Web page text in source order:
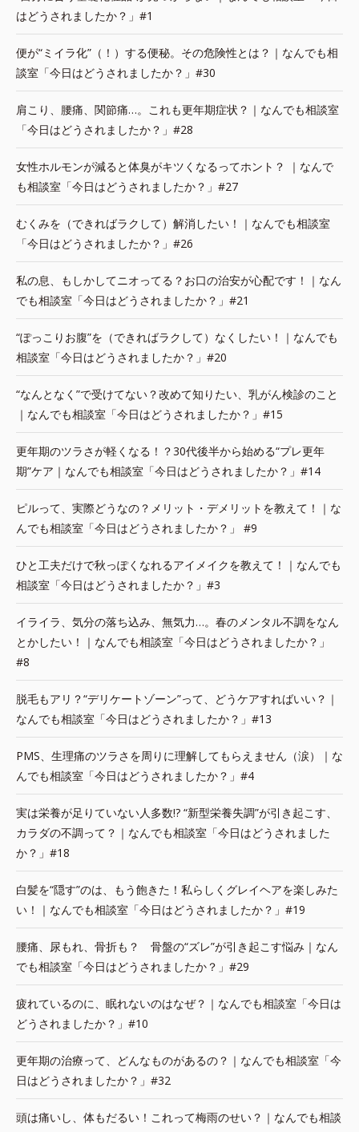
はどうされましたか？」#1
便が“ミイラ化”（！）する便秘。その危険性とは？｜なんでも相
談室「今日はどうされましたか？」#30
肩こり、腰痛、関節痛…。これも更年期症状？｜なんでも相談室
「今日はどうされましたか？」#28
女性ホルモンが減ると体臭がキツくなるってホント？ ｜なんで
も相談室「今日はどうされましたか？」#27
むくみを（できればラクして）解消したい！｜なんでも相談室
「今日はどうされましたか？」#26
私の息、もしかしてニオってる？お口の治安が心配です！｜なん
でも相談室「今日はどうされましたか？」#21
“ぽっこりお腹”を（できればラクして）なくしたい！｜なんでも
相談室「今日はどうされましたか？」#20
“なんとなく”で受けてない？改めて知りたい、乳がん検診のこと
｜なんでも相談室「今日はどうされましたか？」#15
更年期のツラさが軽くなる！？30代後半から始める“プレ更年
期”ケア｜なんでも相談室「今日はどうされましたか？」#14
ピルって、実際どうなの？メリット・デメリットを教えて！｜な
んでも相談室「今日はどうされましたか？」 #9
ひと工夫だけで秋っぽくなれるアイメイクを教えて！｜なんでも
相談室「今日はどうされましたか？」#3
イライラ、気分の落ち込み、無気力…。春のメンタル不調をなん
とかしたい！｜なんでも相談室「今日はどうされましたか？」
#8
脱毛もアリ？“デリケートゾーン”って、どうケアすればいい？｜
なんでも相談室「今日はどうされましたか？」#13
PMS、生理痛のツラさを周りに理解してもらえません（涙）｜な
んでも相談室「今日はどうされましたか？」#4
実は栄養が足りていない人多数!? “新型栄養失調”が引き起こす、
カラダの不調って？｜なんでも相談室「今日はどうされました
か？」#18
白髪を“隠す”のは、もう飽きた！私らしくグレイヘアを楽しみた
い！｜なんでも相談室「今日はどうされましたか？」#19
腰痛、尿もれ、骨折も？ 骨盤の“ズレ”が引き起こす悩み｜なん
でも相談室「今日はどうされましたか？」#29
疲れているのに、眠れないのはなぜ？｜なんでも相談室「今日は
どうされましたか？」#10
更年期の治療って、どんなものがあるの？｜なんでも相談室「今
日はどうされましたか？」#32
頭は痛いし、体もだるい！これって梅雨のせい？｜なんでも相談